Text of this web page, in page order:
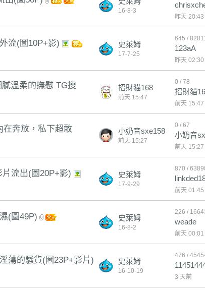
16-8-3
昨天 20:43
流(圖10P+影) 史萊姆
17-7-25
645 /
123aA
昨天 02:30
溫柔的撫慰 TG搜
招財貓168
前天 15:47
0 / 78
招財貓
前天 15:47
在奔放，私下超敢
小奶音sxe158
前天 15:27
0 / 67
小奶音
前天 15:27
流出(圖20P+影) 史萊姆
17-9-29
870 /
前天 01:45
(圖49P) 史萊姆
16-8-2
226 /
weade
前天 00:01
蕩的騷貨(圖23P+影片) 史萊姆
16-10-19
476 /
3 天前